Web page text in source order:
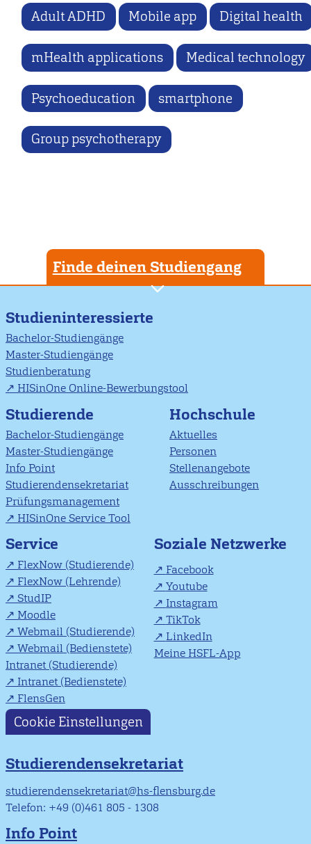
Adult ADHD Mobile app Digital health
mHealth applications Medical technology
Psychoeducation smartphone
Group psychotherapy
Finde deinen Studiengang
Studieninteressierte
Bachelor-Studiengänge
Master-Studiengänge
Studienberatung
HISinOne Online-Bewerbungstool
Studierende
Bachelor-Studiengänge
Master-Studiengänge
Info Point
Studierendensekretariat
Prüfungsmanagement
HISinOne Service Tool
Hochschule
Aktuelles
Personen
Stellenangebote
Ausschreibungen
Service
FlexNow (Studierende)
FlexNow (Lehrende)
StudIP
Moodle
Webmail (Studierende)
Webmail (Bedienstete)
Intranet (Studierende)
Intranet (Bedienstete)
FlensGen
Soziale Netzwerke
Facebook
Youtube
Instagram
TikTok
LinkedIn
Meine HSFL-App
Cookie Einstellungen
Studierendensekretariat
studierendensekretariat@hs-flensburg.de
Telefon: +49 (0)461 805 - 1308
Info Point